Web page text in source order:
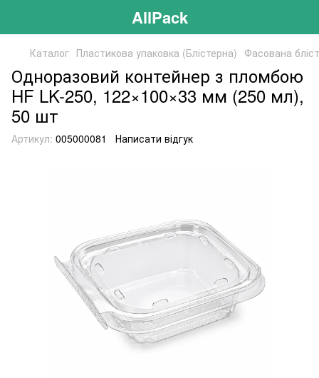
AllPack
Каталог Пластикова упаковка (Блістерна) Фасована
Одноразовий контейнер з пломбою
HF LK-250, 122×100×33 мм (250 мл),
50 шт
Артикул: 005000081 Написати відгук